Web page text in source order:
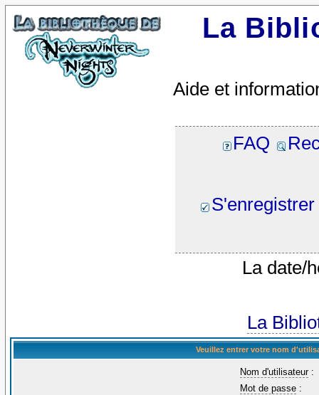
La
Aide et
FAQ
S'enregistrer
La date/
La
Veuillez entrer votre nom
Nom d'utilisateur:
Mot de passe :